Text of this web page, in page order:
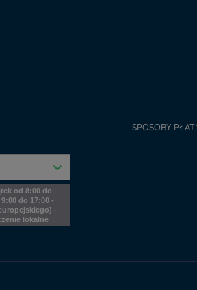
od 8:00 do
do 17:00 -
-
lokalne
SPOSOBY